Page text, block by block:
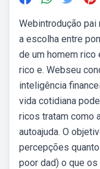
Webintrodução
a escolha entre
de um homem rico
rico e. Webseu
inteligência
vida cotidiana
ricos tratam como
autoajuda. O
percepções
poor dad) o que